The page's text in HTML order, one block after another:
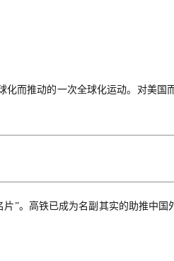
而推动的一次全球化运动。对美国
片”。高铁已成为名副其实的助推中国